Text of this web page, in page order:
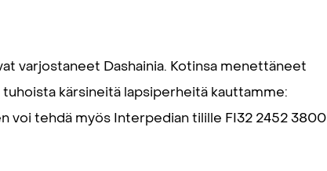
varjostaneet Dashainia. Kotinsa menettäneet
kärsineitä lapsiperheitä kauttamme:
voi tehdä myös Interpedian tilille FI32 2452 3800